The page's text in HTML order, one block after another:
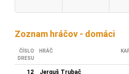
Zoznam hráčov - domáci
ČÍSLO
DRESU
HRÁČ
12 Jerguš Trubač